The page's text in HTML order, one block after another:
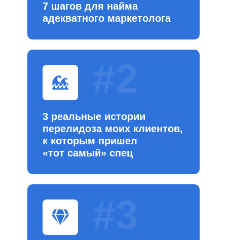
7 шагов для найма
адекватного маркетолога
3 реальные истории
перелидоза моих клиентов,
к которым пришел
«тот самый» спец